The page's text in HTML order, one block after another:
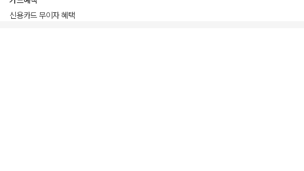
신용카드 무이자 혜택